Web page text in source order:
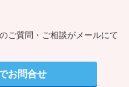
ご質問・ご相談がメールにて
お問合せ